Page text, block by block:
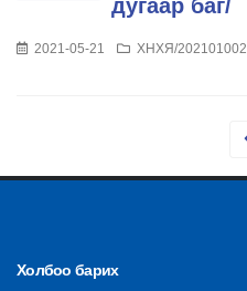
дугаар баг/
2021-05-21 ХНХЯ/202101002
Холбоо барих